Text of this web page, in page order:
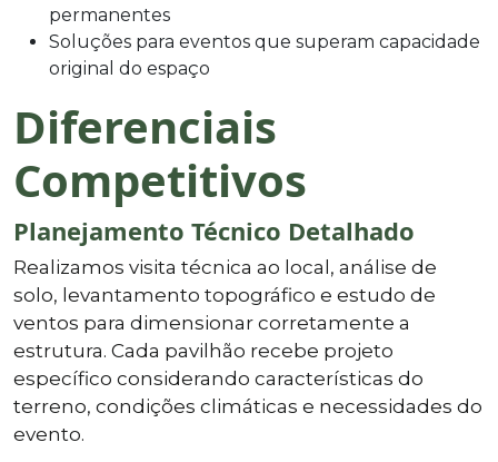
permanentes
Soluções para eventos que superam capacidade
original do espaço
Diferenciais
Competitivos
Planejamento Técnico Detalhado
Realizamos visita técnica ao local, análise de
solo, levantamento topográfico e estudo de
ventos para dimensionar corretamente a
estrutura. Cada pavilhão recebe projeto
específico considerando características do
terreno, condições climáticas e necessidades do
evento.